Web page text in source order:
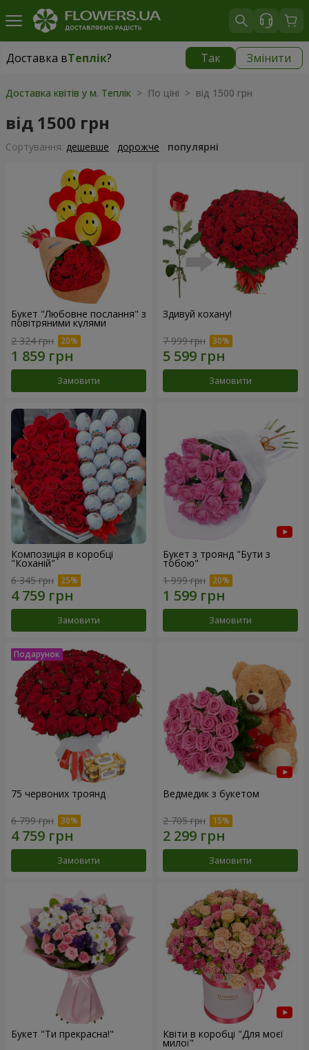
Доставка вТеплік? Так Змінити
Доставка вТеплік|
Доставка квітів у м. Теплік > По ціні > від 1500 грн
від 1500 грн
Сортування: дешевше дорожче популярні
Букет "Любовне послання" з
повітряними кулями
2 324 грн
Замовити
Здивуй кохану!
7 999 грн
Замовити
Композиція в коробці
"Коханій"
6 345 грн
Замовити
Букет з троянд "Бути з
тобою"
1 999 грн
Замовити
75 червоних троянд
6 799 грн
Замовити
Ведмедик з букетом
2 705 грн
Замовити
Букет "Ти прекрасна!" Квіти в коробці "Для моєї
милої"